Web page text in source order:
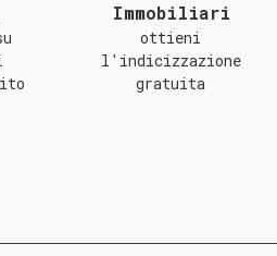
Immobiliari
ottieni
l'indicizzazione
gratuita